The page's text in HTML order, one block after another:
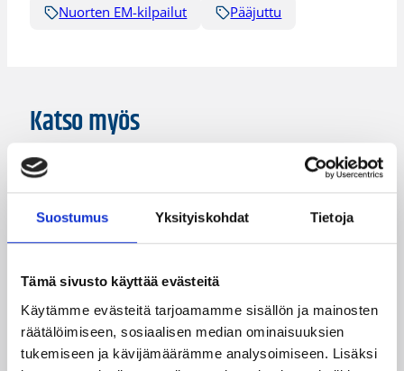
Suostumus Yksityiskohdat Tietoja
Tämä sivusto käyttää evästeitä
Käytämme evästeitä tarjoamamme sisällön ja mainosten
räätälöimiseen, sosiaalisen median ominaisuuksien
tukemiseen ja kävijämäärämme analysoimiseen. Lisäksi
Nuorten EM-kilpailut
Pääjuttu
Katso myös